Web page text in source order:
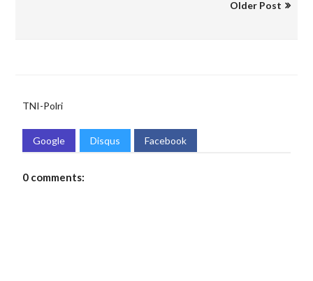
Older Post
TNI-Polri
Google Disqus Facebook
0 comments: